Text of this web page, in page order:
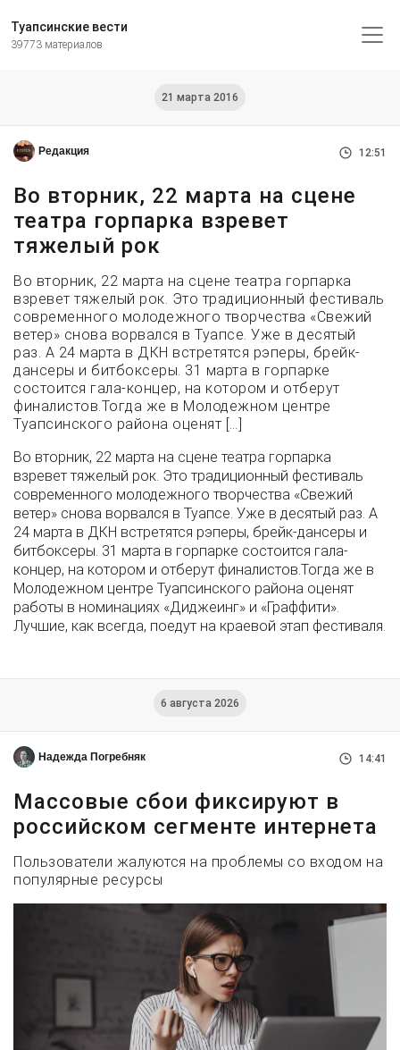
Туапсинские вести
39773 материалов
21 марта 2016
Редакция 12:51
Во вторник, 22 марта на сцене
театра горпарка взревет
тяжелый рок
Во вторник, 22 марта на сцене театра горпарка
взревет тяжелый рок. Это традиционный фестиваль
современного молодежного творчества «Свежий
ветер» снова ворвался в Туапсе. Уже в десятый
раз. А 24 марта в ДКН встретятся рэперы, брейк-
дансеры и битбоксеры. 31 марта в горпарке
состоится гала-концер, на котором и отберут
финалистов.Тогда же в Молодежном центре
Туапсинского района оценят […]
Во вторник, 22 марта на сцене театра горпарка
взревет тяжелый рок. Это традиционный фестиваль
современного молодежного творчества «Свежий
ветер» снова ворвался в Туапсе. Уже в десятый раз. А
24 марта в ДКН встретятся рэперы, брейк-дансеры и
битбоксеры. 31 марта в горпарке состоится гала-
концер, на котором и отберут финалистов.Тогда же в
Молодежном центре Туапсинского района оценят
работы в номинациях «Диджеинг» и «Граффити».
Лучшие, как всегда, поедут на краевой этап фестиваля.
6 августа 2026
Надежда Погребняк 14:41
Массовые сбои фиксируют в
российском сегменте интернета
Пользователи жалуются на проблемы со входом на
популярные ресурсы